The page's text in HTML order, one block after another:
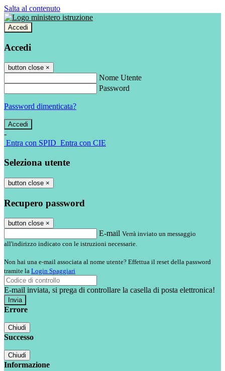
Salta al contenuto
Accedi
Accedi
button close ×
Nome Utente
Password
Password dimenticata?
-
Entra con SPID Entra con CIE
Seleziona utente
button close ×
Recupero password
button close ×
E-mail Verrà inviato un messaggio
all'indirizzo indicato con le istruzioni necessarie.
Non hai una e-mail associata al nome utente? Effettua il reset della password
tramite la Login Spaggiari
E-mail inviata, si prega di controllare la casella di posta elettronica!
Errore
Chiudi
Successo
Chiudi
Informazione